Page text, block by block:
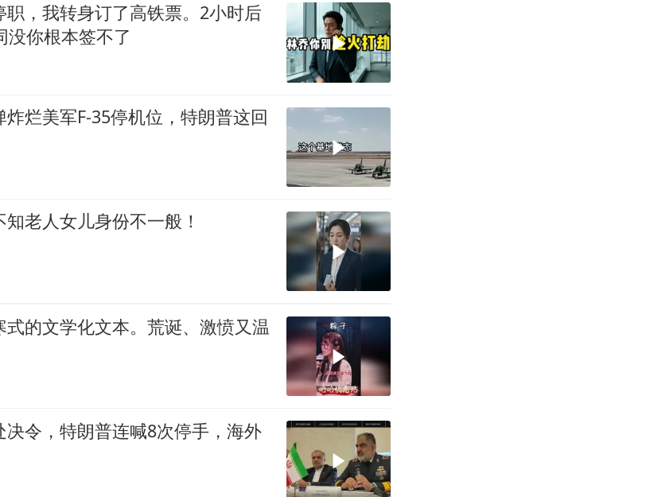
，我转身订了高铁票。2小时后
没你根本签不了
烂美军F-35停机位，特朗普这回
老人女儿身份不一般！
的文学化文本。荒诞、激愤又温
令，特朗普连喊8次停手，海外